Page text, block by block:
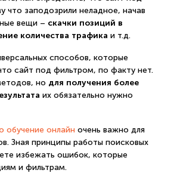
что заподозрили неладное, начав
вещи – скачки позиций в
количества трафика и т.д.
способов, которые
сайт под фильтром, по факту нет.
но для получения более
их обязательно нужно
обучение онлайн очень важно для
Зная принципы работы поисковых
избежать ошибок, которые
и фильтрам.